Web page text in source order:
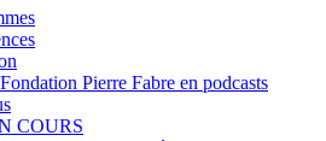
Pierre Fabre en podcasts
COURS